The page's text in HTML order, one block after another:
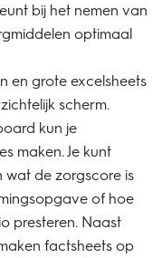
bij het nemen van
optimaal
en grote excelsheets
scherm.
kun je
maken. Je kunt
de zorgscore is
of hoe
presteren. Naast
factsheets op